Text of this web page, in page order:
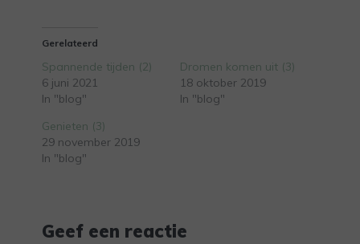
Gerelateerd
Spannende tijden (2)
6 juni 2021
In "blog"
Dromen komen uit (3)
18 oktober 2019
In "blog"
Genieten (3)
29 november 2019
In "blog"
Geef een reactie